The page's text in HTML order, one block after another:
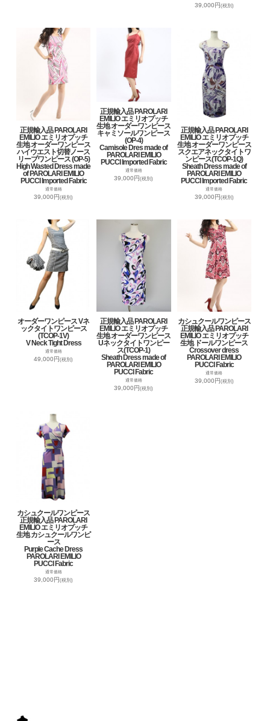
39,000円(税別)
正規輸入品 PAROLARI
EMILIO エミリオプッチ
生地 オーダーワンピース
ハイウエスト切替ノース
リーブワンピース (OP-5)
High Wasted Dress made
of PAROLARI EMILIO
PUCCI Imported Fabric
通常価格
39,000円(税別)
正規輸入品 PAROLARI
EMILIO エミリオプッチ
生地 オーダーワンピース
キャミソールワンピース
(OP-4)
Camisole Dres made of
PAROLARI EMILIO
PUCCI Imported Fabric
通常価格
39,000円(税別)
正規輸入品 PAROLARI
EMILIO エミリオプッチ
生地 オーダーワンピース
スクエアネックタイトワ
ンピース(TCOP-1Q)
Sheath Dress made of
PAROLARI EMILIO
PUCCI Imported Fabric
通常価格
39,000円(税別)
オーダーワンピース Vネ
ックタイトワンピース
(TCOP-1V)
V Neck Tight Dress
通常価格
49,000円(税別)
正規輸入品 PAROLARI
EMILIO エミリオプッチ
生地 オーダーワンピース
Uネックタイトワンピー
ス(TCOP-1)
Sheath Dress made of
PAROLARI EMILIO
PUCCI Fabric
通常価格
39,000円(税別)
カシュクールワンピース
正規輸入品 PAROLARI
EMILIO エミリオプッチ
生地 ドールワンピース
Crossover dress
PAROLARI EMILIO
PUCCI Fabric
通常価格
39,000円(税別)
カシュクールワンピース
正規輸入品 PAROLARI
EMILIO エミリオプッチ
生地 カシュクールワンピ
ース
Purple Cache Dress
PAROLARI EMILIO
PUCCI Fabric
通常価格
39,000円(税別)